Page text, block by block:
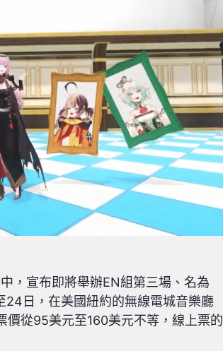
，宣布即將舉辦EN組第三場、名為
日，在美國紐約的無線電城音樂廳
價從95美元至160美元不等，線上票的